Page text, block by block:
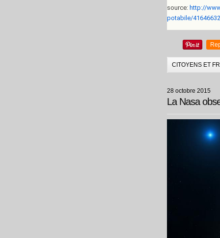
source: http://
potabile/
CITOYENS ET
28 octobre 2015
La Nasa